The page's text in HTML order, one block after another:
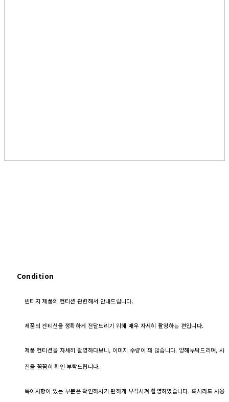
Condition
빈티지 제품의 컨티션 관련해서 안내드립니다.
제품의 컨티션을 정확하게 전달드리기 위해 매우 자세히 촬영하는 편입니다.
제품 컨티션을 자세히 촬영하다보니, 이미지 수량이 꽤 많습니다. 양해부탁드리며, 사
진을 꼼꼼히 확인 부탁드립니다.
특이사항이 있는 부분은 확인하시기 편하게 부각시켜 촬영하였습니다. 혹시라도 사용